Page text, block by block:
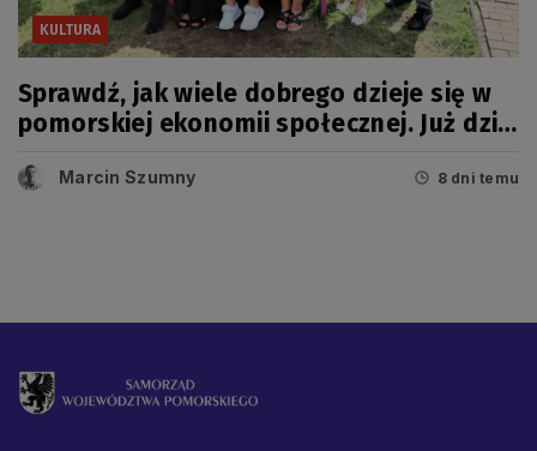
KULTURA
Sprawdź, jak wiele dobrego dzieje się w
pomorskiej ekonomii społecznej. Już dziś
Marcin Szumny 8 dni temu